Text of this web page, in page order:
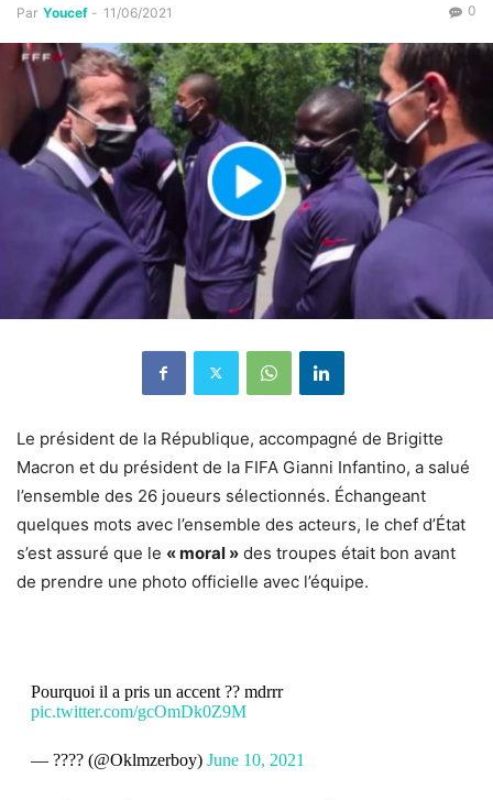
Par Youcef - 11/06/2021 0
Le président de la République, accompagné de Brigitte
Macron et du président de la FIFA Gianni Infantino, a salué
l’ensemble des 26 joueurs sélectionnés. Échangeant
quelques mots avec l’ensemble des acteurs, le chef d’État
s’est assuré que le « moral » des troupes était bon avant
de prendre une photo officielle avec l’équipe.
Pourquoi il a pris un accent ?? mdrrr
pic.twitter.com/gcOmDk0Z9M
— ???? (@Oklmzerboy) June 10, 2021